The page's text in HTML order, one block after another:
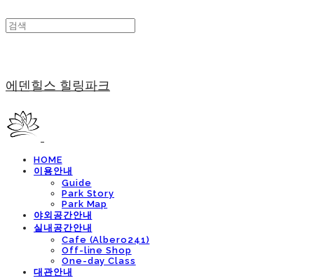
에덴힐스 힐링파크
HOME
이용안내
Guide
Park Story
Park Map
야외공간안내
실내공간안내
Cafe (Albero241)
Off-line Shop
One-day Class
대관안내